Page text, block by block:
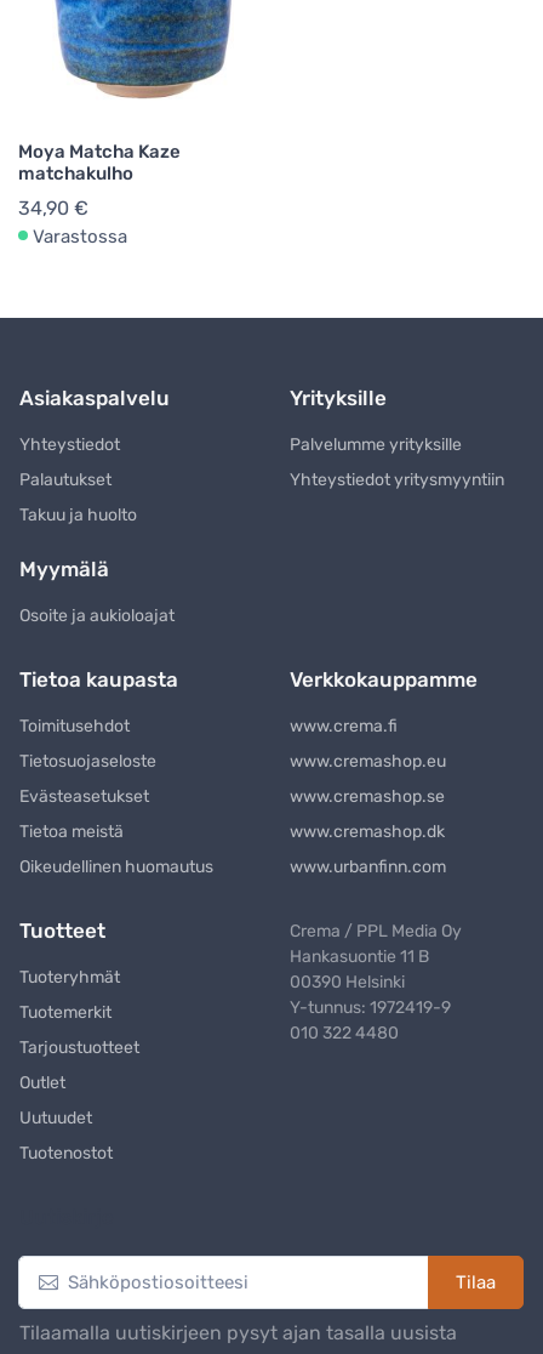
Moya Matcha Kaze
matchakulho
34,90 €
Varastossa
Asiakaspalvelu
Yhteystiedot
Palautukset
Takuu ja huolto
Yrityksille
Palvelumme yrityksille
Yhteystiedot yritysmyyntiin
Myymälä
Osoite ja aukioloajat
Tietoa kaupasta
Toimitusehdot
Tietosuojaseloste
Evästeasetukset
Tietoa meistä
Oikeudellinen huomautus
Verkkokauppamme
www.crema.fi
www.cremashop.eu
www.cremashop.se
www.cremashop.dk
www.urbanfinn.com
Tuotteet
Tuoteryhmät
Tuotemerkit
Tarjoustuotteet
Outlet
Uutuudet
Tuotenostot
Crema / PPL Media Oy
Hankasuontie 11 B
00390 Helsinki
Y-tunnus: 1972419-9
010 322 4480
Tilaa
Tilaamalla uutiskirjeen pysyt ajan tasalla uusista